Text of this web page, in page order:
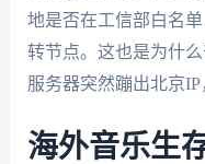
地是否在工信部白名
转节点。这也是为什
服务器突然蹦出北京IP
海外音乐生